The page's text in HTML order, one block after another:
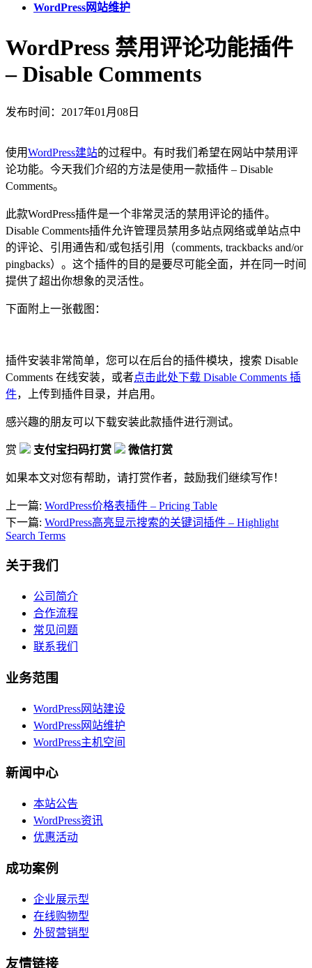
WordPress网站维护
WordPress 禁用评论功能插件
– Disable Comments
发布时间：2017年01月08日
使用WordPress建站的过程中。有时我们希望在网站中禁用评
论功能。今天我们介绍的方法是使用一款插件 – Disable
Comments。
此款WordPress插件是一个非常灵活的禁用评论的插件。
Disable Comments插件允许管理员禁用多站点网络或单站点中
的评论、引用通告和/或包括引用（comments, trackbacks and/or
pingbacks）。这个插件的目的是要尽可能全面，并在同一时间
提供了超出你想象的灵活性。
下面附上一张截图：
插件安装非常简单，您可以在后台的插件模块，搜索 Disable
Comments 在线安装，或者点击此处下载 Disable Comments 插
件，上传到插件目录，并启用。
感兴趣的朋友可以下载安装此款插件进行测试。
赏 支付宝扫码打赏 微信打赏
如果本文对您有帮助，请打赏作者，鼓励我们继续写作！
上一篇: WordPress价格表插件 – Pricing Table
下一篇: WordPress高亮显示搜索的关键词插件 – Highlight
Search Terms
关于我们
公司简介
合作流程
常见问题
联系我们
业务范围
WordPress网站建设
WordPress网站维护
WordPress主机空间
新闻中心
本站公告
WordPress资讯
优惠活动
成功案例
企业展示型
在线购物型
外贸营销型
友情链接